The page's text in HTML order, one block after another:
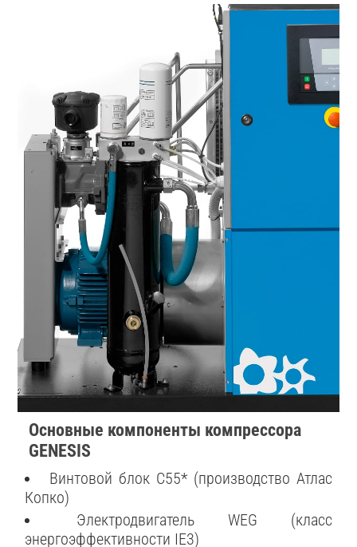
Основные компоненты компрессора
GENESIS
Винтовой блок С55* (производство Атлас
Копко)
Электродвигатель WEG (класс
энергоэффективности IE3)